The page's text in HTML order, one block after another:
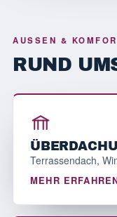
AUSSEN & KOMFORT
RUND
Terrassendach,
MEHR